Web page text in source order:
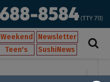
Weekend
Newsletter
Teen's
SushiNews